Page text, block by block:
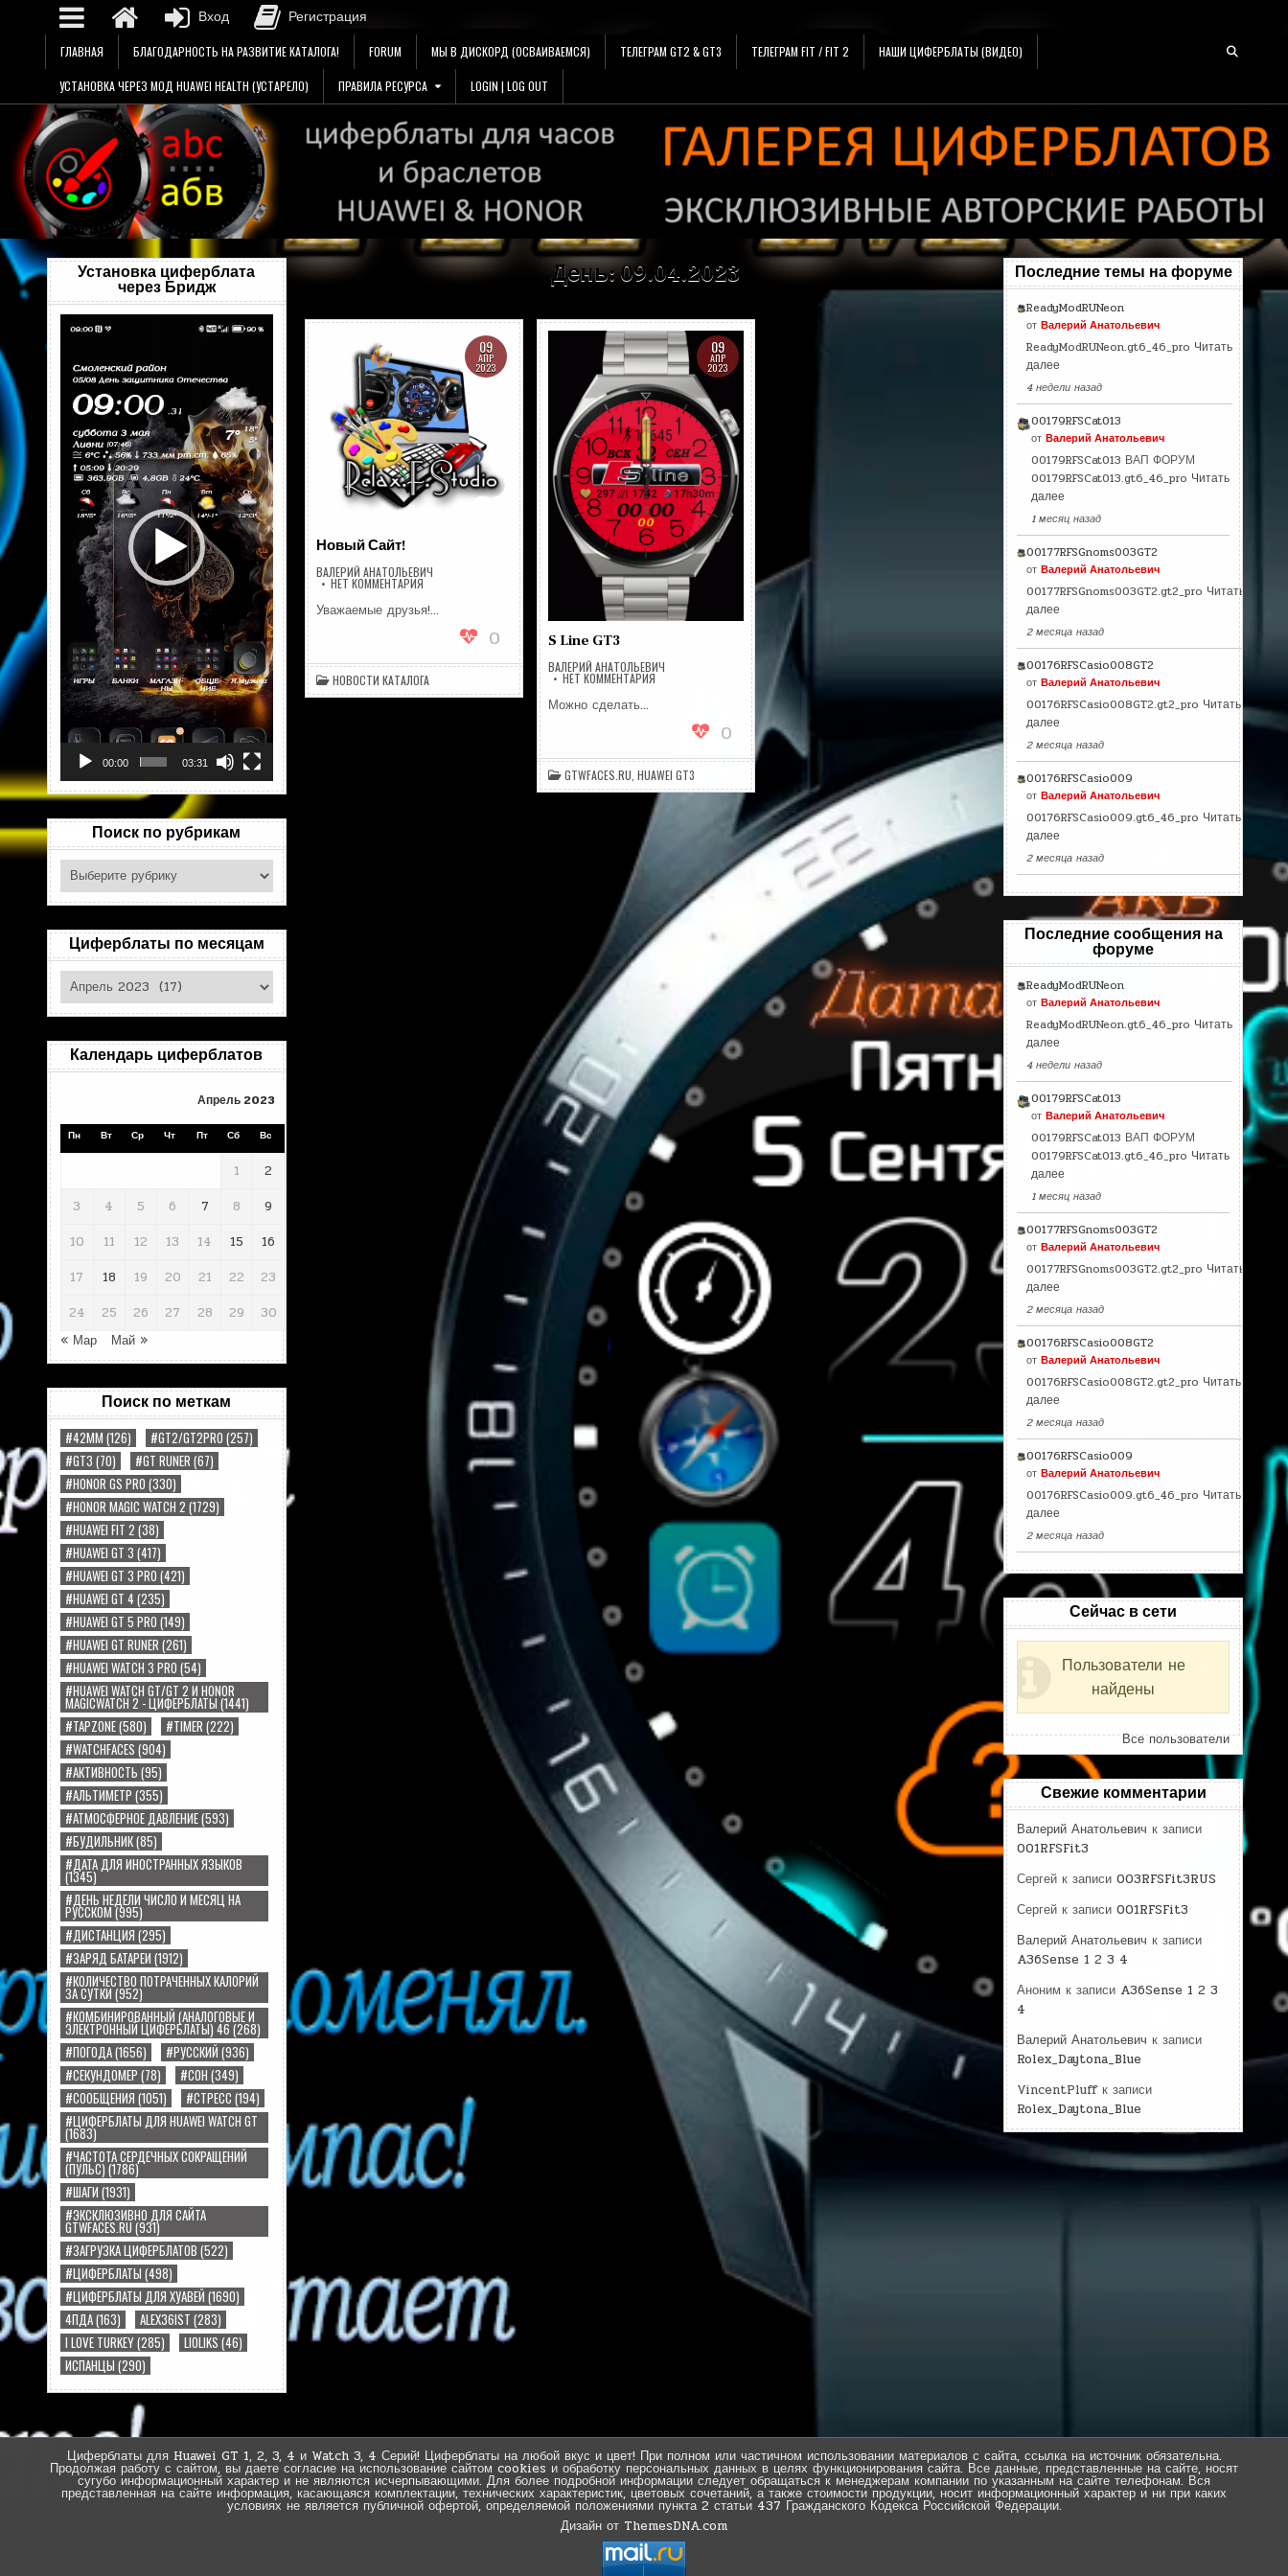
содержимому
ГЛАВНАЯ БЛАГОДАРНОСТЬ НА РАЗВИТИЕ КАТАЛОГА! FORUM МЫ В ДИСКОРД (ОСВАИВАЕМСЯ) ТЕЛЕГРАМ GT2 & GT3 ТЕЛЕГРАМ FIT / FIT 2 НАШИ ЦИФЕРБЛАТЫ (ВИДЕО)
УСТАНОВКА ЧЕРЕЗ МОД HUAWEI HEALTH (УСТАРЕЛО) ПРАВИЛА РЕСУРСА LOGIN | LOG OUT
Установка циферблата
через Бридж
Видеоплеер
00:00 03:31
Поиск по рубрикам
Поиск
рубрикам
Циферблаты по месяцам
Циферблаты
месяцам
Календарь циферблатов
Апрель 2023
Пн Вт Ср Чт Пт Сб Вс
1
2
3
4 5 6 7 8
9
10
11 12 13 14 15
16
17
18 19 20 21 22
23
24
25 26 27 28 29
30
« Мар
Май »
Поиск по меткам
#42MM (126) #GT2/GT2PRO (257)
#GT3 (70) #GT RUNER (67)
#HONOR GS PRO (330)
#HONOR MAGIC WATCH 2 (1729)
#HUAWEI FIT 2 (38)
#HUAWEI GT 3 (417)
#HUAWEI GT 3 PRO (421)
#HUAWEI GT 4(235)
#HUAWEI GT 5 PRO (149)
#HUAWEI GT RUNER (261)
#HUAWEI WATCH 3 PRO (54)
#HUAWEI WATCH GT/GT 2 И HONOR
MAGICWATCH 2 - ЦИФЕРБЛАТЫ(1441)
#TAPZONE(580) #TIMER (222)
#WATCHFACES (904)
#АКТИВНОСТЬ (95)
#АЛЬТИМЕТР (355)
#АТМОСФЕРНОЕ ДАВЛЕНИЕ(593)
#БУДИЛЬНИК(85)
#ДАТА ДЛЯ ИНОСТРАННЫХ ЯЗЫКОВ
(1345)
#ДЕНЬ НЕДЕЛИ ЧИСЛО И МЕСЯЦ НА
РУССКОМ(995)
#ДИСТАНЦИЯ (295)
#ЗАРЯД БАТАРЕИ (1912)
#КОЛИЧЕСТВО ПОТРАЧЕННЫХ КАЛОРИЙ
ЗА СУТКИ(952)
#КОМБИНИРОВАННЫЙ (АНАЛОГОВЫЕ И
ЭЛЕКТРОННЫЙ ЦИФЕРБЛАТЫ) 46(268)
#ПОГОДА(1656) #РУССКИЙ (936)
#СЕКУНДОМЕР (78) #СОН (349)
#СООБЩЕНИЯ (1051) #СТРЕСС (194)
#ЦИФЕРБЛАТЫ ДЛЯ HUAWEI WATCH GT
(1683)
#ЧАСТОТА СЕРДЕЧНЫХ СОКРАЩЕНИЙ
(ПУЛЬС)(1786)
#ШАГИ (1931)
#ЭКСКЛЮЗИВНО ДЛЯ САЙТА
GTWFACES.RU(931)
#ЗАГРУЗКА ЦИФЕРБЛАТОВ (522)
#ЦИФЕРБЛАТЫ (498)
#ЦИФЕРБЛАТЫ ДЛЯ ХУАВЕЙ (1690)
4ПДА(163) ALEX36IST (283)
I LOVE TURKEY(285) LIOLIKS (46)
ИСПАНЦЫ (290)
День:09.04.2023
09
АПР
2023
Новый Сайт!
ВАЛЕРИЙ АНАТОЛЬЕВИЧ
НЕТ КОММЕНТАРИЯНА
НОВЫЙ
САЙТ!
Уважаемые друзья!…
0
НОВОСТИ КАТАЛОГА
09
АПР
2023
S Line GT3
ВАЛЕРИЙ АНАТОЛЬЕВИЧ
НЕТ КОММЕНТАРИЯНА
S
Можно сделать…
0
GTWFACES.RU HUAWEI GT3
Последние темы на форуме
ReadyModRUNeon
от Валерий Анатольевич
ReadyModRUNeon.gt6_46_pro Читать
далее
4 недели назад
00179RFSCat013
от Валерий Анатольевич
00179RFSCat013 ВАП ФОРУМ
00179RFSCat013.gt6_46_pro Читать
далее
1 месяц назад
00177RFSGnoms003GT2
от Валерий Анатольевич
00177RFSGnoms003GT2.gt2_pro Читать
далее
2 месяца назад
00176RFSCasio008GT2
от Валерий Анатольевич
00176RFSCasio008GT2.gt2_pro Читать
далее
2 месяца назад
00176RFSCasio009
от Валерий Анатольевич
00176RFSCasio009.gt6_46_pro Читать
далее
2 месяца назад
Последние сообщения на
форуме
ReadyModRUNeon
от Валерий Анатольевич
ReadyModRUNeon.gt6_46_pro Читать
далее
4 недели назад
00179RFSCat013
от Валерий Анатольевич
00179RFSCat013 ВАП ФОРУМ
00179RFSCat013.gt6_46_pro Читать
далее
1 месяц назад
00177RFSGnoms003GT2
от Валерий Анатольевич
00177RFSGnoms003GT2.gt2_pro Читать
далее
2 месяца назад
00176RFSCasio008GT2
от Валерий Анатольевич
00176RFSCasio008GT2.gt2_pro Читать
далее
2 месяца назад
00176RFSCasio009
от Валерий Анатольевич
00176RFSCasio009.gt6_46_pro Читать
далее
2 месяца назад
Сейчас в сети
Пользователи не
найдены
Все пользователи
Свежие комментарии
Валерий Анатольевич к записи
001RFSFit3
Сергей к записи 003RFSFit3RUS
Сергей к записи 001RFSFit3
Валерий Анатольевич к записи
A36Sense 1 2 3 4
Аноним к записи A36Sense 1 2 3
4
Валерий Анатольевич к записи
Rolex_Daytona_Blue
VincentPluffк записи
Rolex_Daytona_Blue
Циферблаты для Huawei GT 1, 2, 3, 4 и Watch 3, 4 Серий! Циферблаты на любой вкус и цвет! При полном или частичном использовании материалов с сайта, ссылка на источник обязательна.
Продолжая работу с сайтом, вы даете согласие на использование сайтом cookies и обработку персональных данных в целях функционирования сайта. Все данные, представленные на сайте, носят
сугубо информационный характер и не являются исчерпывающими. Для более подробной информации следует обращаться к менеджерам компании по указанным на сайте телефонам. Вся
представленная на сайте информация, касающаяся комплектации, технических характеристик, цветовых сочетаний, а также стоимости продукции, носит информационный характер и ни при каких
условиях не является публичной офертой, определяемой положениями пункта 2 статьи 437 Гражданского Кодекса Российской Федерации.
Дизайн от ThemesDNA.com
Вход Регистрация